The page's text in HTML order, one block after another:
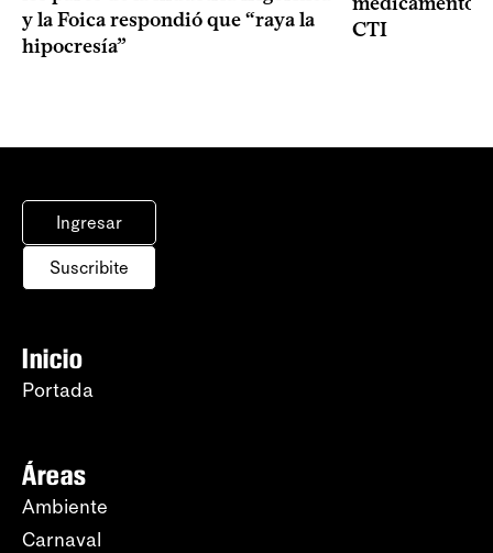
y la Foica respondió que “raya la
hipocresía”
CTI
Ingresar
Suscribite
Inicio
Portada
Áreas
Ambiente
Carnaval